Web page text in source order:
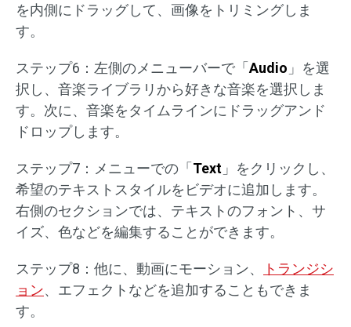
を内側にドラッグして、画像をトリミングしま
す。
ステップ6：左側のメニューバーで「 Audio 」を選
択し、音楽ライブラリから好きな音楽を選択しま
す。次に、音楽をタイムラインにドラッグアンド
ドロップします。
ステップ7：メニューでの「 Text 」をクリックし、
希望のテキストスタイルをビデオに追加します。
右側のセクションでは、テキストのフォント、サ
イズ、色などを編集することができます。
ステップ8：他に、動画にモーション、
トランジシ
ョン、エフェクトなどを追加することもできま
す。